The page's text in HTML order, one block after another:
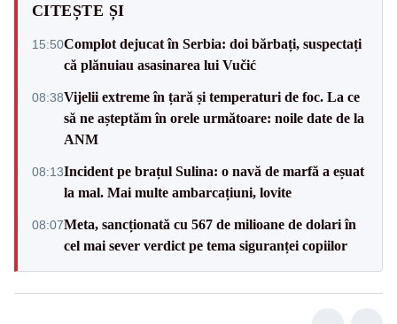
CITEȘTE ȘI
15:50Complot dejucat în Serbia: doi bărbați, suspectați
că plănuiau asasinarea lui Vučić
08:38Vijelii extreme în țară și temperaturi de foc. La ce
să ne așteptăm în orele următoare: noile date de la
ANM
08:13Incident pe brațul Sulina: o navă de marfă a eșuat
la mal. Mai multe ambarcațiuni, lovite
08:07Meta, sancționată cu 567 de milioane de dolari în
cel mai sever verdict pe tema siguranței copiilor